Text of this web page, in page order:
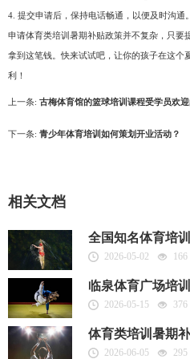
4. 提交申请后，保持电话畅通，以便及时沟通。
申请体育类培训暑期补贴政策并不复杂，只要
拿到这笔钱。快来试试吧，让你的孩子在这个
利！
上一条: 古梅体育馆的篮球培训课程受学员欢迎
下一条: 青少年体育培训如何策划开业活动？
相关文档
全国知名体育培
2026-05-02 166
临泉体育广场培
2026-05-15 376
2026-06-05 295